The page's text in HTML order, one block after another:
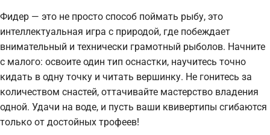
Фидер — это не просто способ поймать рыбу, это
интеллектуальная игра с природой, где побеждает
внимательный и технически грамотный рыболов. Начните
с малого: освоите один тип оснастки, научитесь точно
кидать в одну точку и читать вершинку. Не гонитесь за
количеством снастей, оттачивайте мастерство владения
одной. Удачи на воде, и пусть ваши квивертипы сгибаются
только от достойных трофеев!